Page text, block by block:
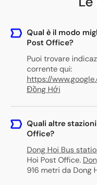
Qual è il modo
Post Office?
Puoi trovare
corrente qui:
https://
Đồng Hới
Quali altre
Office?
Dong Hoi Bus
Hoi Post Office.
916 metri da Dong